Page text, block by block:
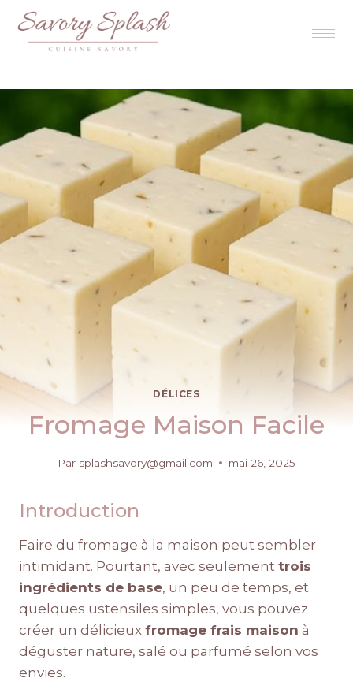
DÉLICES
Fromage Maison Facile
Par splashsavory@gmail.com mai 26, 2025
Introduction
Faire du fromage à la maison peut sembler
intimidant. Pourtant, avec seulement trois
ingrédients de base, un peu de temps, et
quelques ustensiles simples, vous pouvez
créer un délicieux fromage frais maison à
déguster nature, salé ou parfumé selon vos
envies.